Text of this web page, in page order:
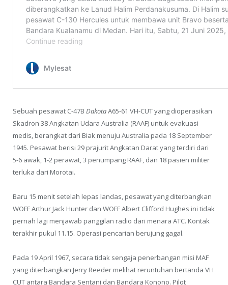
Sebuah pesawat C-47B DakotaA65-61 VH-CUT yang dioperasikan
Skadron 38 Angkatan Udara Australia (RAAF) untuk evakuasi
medis, berangkat dari Biak menuju Australia pada 18 September
1945. Pesawat berisi 29 prajurit Angkatan Darat yang terdiri dari
5-6 awak, 1-2 perawat, 3 penumpang RAAF, dan 18 pasien militer
terluka dari Morotai.
Baru 15 menit setelah lepas landas, pesawat yang diterbangkan
WOFF Arthur Jack Hunter dan WOFF Albert Clifford Hughes ini tidak
pernah lagi menjawab panggilan radio dari menara ATC. Kontak
terakhir pukul 11.15. Operasi pencarian ber­ujung gagal.
Pada 19 April 1967, secara tidak sengaja penerbangan misi MAF
yang diterbangkan Jerry Reeder melihat reruntuhan bertanda VH
CUT antara Bandara Sentani dan Ban­dara Konono. Pilot